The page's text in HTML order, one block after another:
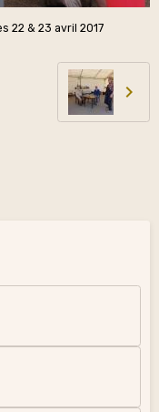
22 & 23 avril 2017